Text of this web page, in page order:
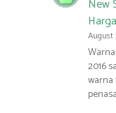
New
August
2016
warna